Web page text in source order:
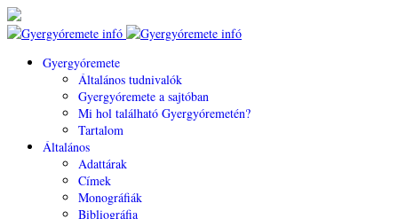
Gyergyóremete
Általános tudnivalók
Gyergyóremete a sajtóban
Mi hol található Gyergyóremetén?
Tartalom
Általános
Adattárak
Címek
Monográfiák
Bibliográfia